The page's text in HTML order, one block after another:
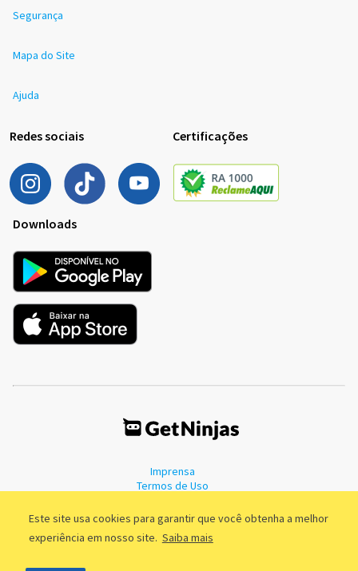
Este site usa cookies para garantir que você obtenha a melhor
experiência em nosso site. Saiba mais
Segurança
Mapa do Site
Ajuda
Redes sociais Certificações
Downloads
Imprensa
Termos de Uso
©2011 - 2026, GetNinjas LTDA. CNPJ 55.744.877/0001-89 - Rua Dr.